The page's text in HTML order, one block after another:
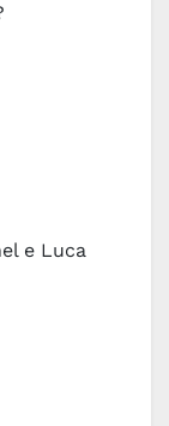
e Luca